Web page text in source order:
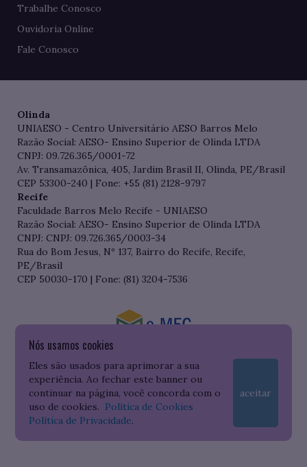
Nós usamos cookies
Eles são usados para aprimorar a sua
experiência. Ao fechar este banner ou
continuar na página, você concorda com o
uso de cookies. Política de Cookies
Política de Privacidade.
aceitar
Trabalhe Conosco
Ouvidoria Online
Fale Conosco
Olinda
UNIAESO - Centro Universitário AESO Barros Melo
Razão Social: AESO- Ensino Superior de Olinda LTDA
CNPJ: 09.726.365/0001-72
Av. Transamazônica, 405, Jardim Brasil II, Olinda, PE/Brasil
CEP 53300-240 | Fone: +55 (81) 2128-9797
Recife
Faculdade Barros Melo Recife - UNIAESO
Razão Social: AESO- Ensino Superior de Olinda LTDA
CNPJ: CNPJ: 09.726.365/0003-34
Rua do Bom Jesus, Nº 137, Bairro do Recife, Recife,
PE/Brasil
CEP 50030-170 | Fone: (81) 3204-7536
Consulte o cadastro da Instituição no Sistema do e-MEC